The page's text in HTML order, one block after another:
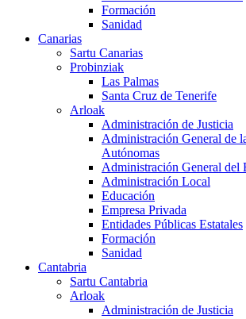
Formación
Sanidad
Canarias
Sartu Canarias
Probinziak
Las Palmas
Santa Cruz de Tenerife
Arloak
Administración de Justicia
Administración General de
Autónomas
Administración General del
Administración Local
Educación
Empresa Privada
Entidades Públicas Estatales
Formación
Sanidad
Cantabria
Sartu Cantabria
Arloak
Administración de Justicia